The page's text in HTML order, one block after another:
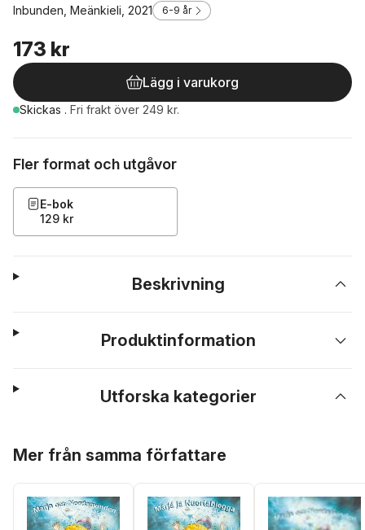
Inbunden, Meänkieli, 2021
6-9 år
173 kr
Lägg i varukorg
Skickas . Fri frakt över 249 kr.
Fler format och utgåvor
E-bok
129 kr
Beskrivning
Produktinformation
Utforska kategorier
Mer från samma författare